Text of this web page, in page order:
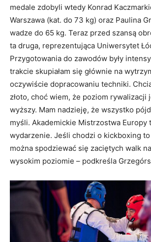
medale zdobyli wtedy Konrad
Warszawa (kat. do 73 kg) oraz Paulina
wadze do 65 kg. Teraz przed szansą
ta druga, reprezentująca Uniwersytet
Przygotowania do zawodów były
trakcie skupiałam się głównie na
oczywiście dopracowaniu techniki.
złoto, choć wiem, że poziom rywalizacji
wyższy. Mam nadzieję, że wszystko
myśli. Akademickie Mistrzostwa Europy
wydarzenie. Jeśli chodzi o kickboxing
można spodziewać się zaciętych walk
wysokim poziomie – podkreśla